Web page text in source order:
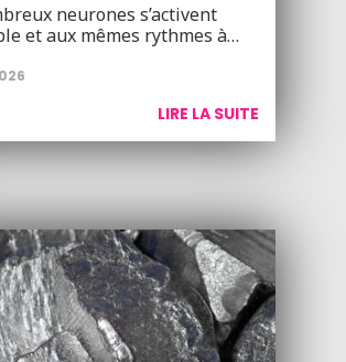
neurones s’activent
et aux mêmes rythmes à…
LIRE LA SUITE